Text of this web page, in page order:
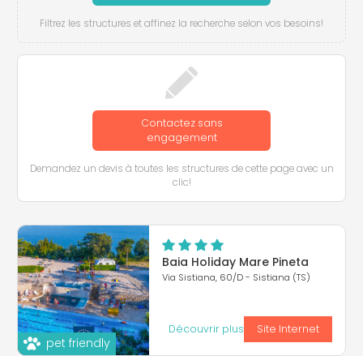
Filtrez les structures et affinez la recherche selon vos besoins!
Contactez sans
engagement
Demandez un devis à toutes les structures de cette page avec un
clic!
pet friendly
Baia Holiday Mare Pineta
Via Sistiana, 60/D - Sistiana (TS)
Découvrir plus Site Internet